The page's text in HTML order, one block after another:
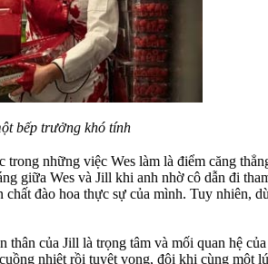
bếp trưởng khó tính
những việc Wes làm là điểm căng
giữa Wes và Jill khi anh nhờ cô dẫn đi
đào hoa thực sự của mình. Tuy nhiên,
của Jill là trọng tâm và mối quan hệ
nhiệt rồi tuyệt vọng, đôi khi cùng một